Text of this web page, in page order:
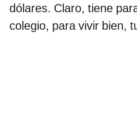
dólares. Claro, tiene
colegio, para vivir bien,